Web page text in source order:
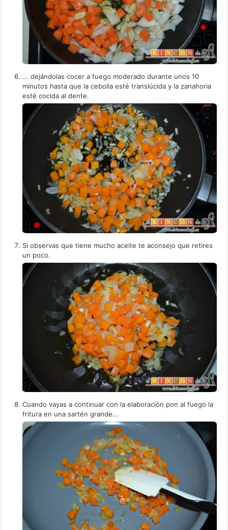
... dejándolas cocer a fuego moderado durante unos 10
minutos hasta que la cebolla esté translúcida y la zanahoria
esté cocida al dente.
Si observas que tiene mucho aceite te aconsejo que retires
un poco.
Cuando vayas a continuar con la elaboración pon al fuego la
fritura en una sartén grande...